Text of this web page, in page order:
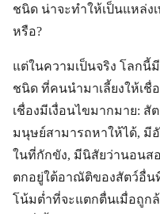
ชนิด น่าจะทำให้เป็นแหล่ง
หรือ?
แต่ในความเป็นจริง โลกนี้
ชนิด ที่คนนำมาเลี้ยงให้เชื่
เชื่องมีเงื่อนไขมากมาย:
มนุษย์สามารถหาให้ได้, มี
ในที่กักขัง, มีนิสัยว่านอนส
ตกอยู่ใต้อาณัติของสัตว์อื่น
โน้มต่ำที่จะแตกตื่นเมื่อถูก